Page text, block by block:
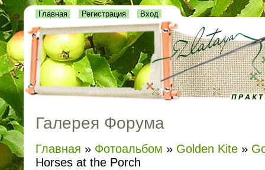
Главная Регистрация Вход
Галерея Форума
Главная » Фотоальбом » Golden Kite »
Horses at the Porch